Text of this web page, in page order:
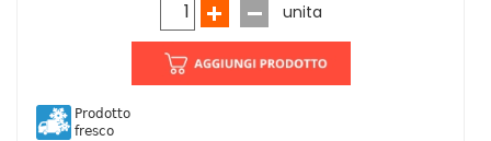
unita
Prodotto
fresco